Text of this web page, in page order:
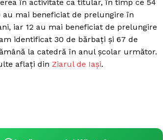
în activitate ca titular, în timp ce 54
mai beneficiat de prelungire în
iar 12 au mai beneficiat de prelungire
identificat 30 de bărbaţi şi 67 de
la catedră în anul şcolar următor.
aflați din Ziarul de Iași.